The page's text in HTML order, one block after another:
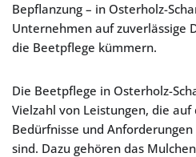
Bepflanzung – in Osterholz-
Unternehmen auf zuverlässige
die Beetpflege kümmern.
Die Beetpflege in Osterholz-
Vielzahl von Leistungen, die
Bedürfnisse und
sind. Dazu gehören das